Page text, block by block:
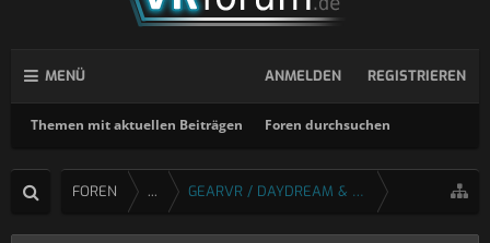
MENÜ
Themen mit aktuellen Beiträgen Foren durchsuchen
ANMELDEN REGISTRIEREN
FOREN ... GEARVR / DAYDREAM & CARDBOARD